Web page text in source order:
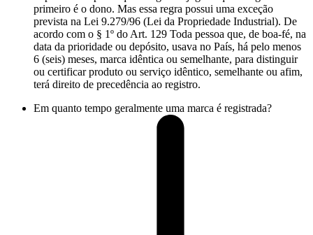
primeiro é o dono. Mas essa regra possui uma exceção
prevista na Lei 9.279/96 (Lei da Propriedade Industrial). De
acordo com o § 1º do Art. 129 Toda pessoa que, de boa-fé, na
data da prioridade ou depósito, usava no País, há pelo menos
6 (seis) meses, marca idêntica ou semelhante, para distinguir
ou certificar produto ou serviço idêntico, semelhante ou afim,
terá direito de precedência ao registro.
Em quanto tempo geralmente uma marca é registrada?